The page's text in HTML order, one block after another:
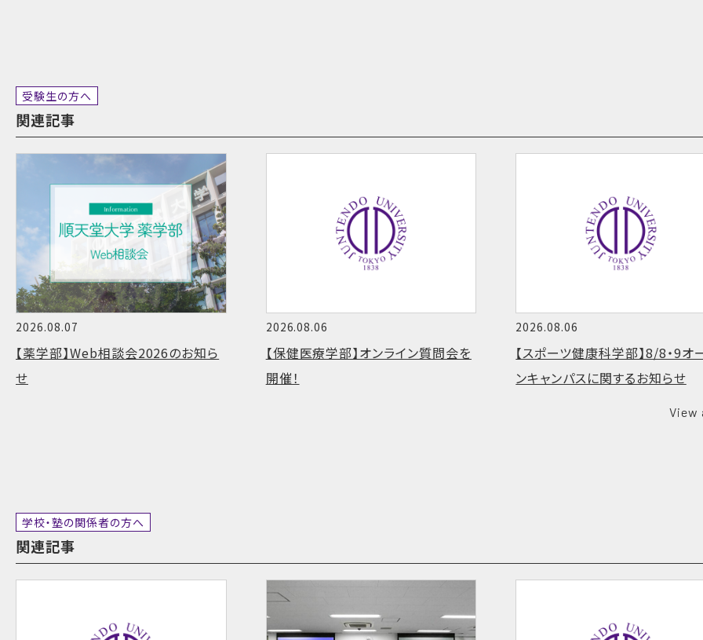
受験生の方へ
関連記事
2026.08.07
【薬学部】Web相談会2026のお知ら
せ
2026.08.06
【保健医療学部】オンライン質問会を
開催！
2026.08.06
【スポーツ健康科学部】8/8・9オ
ンキャンパスに関するお知らせ
View
学校・塾の関係者の方へ
関連記事